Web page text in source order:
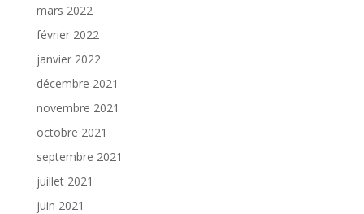
mars 2022
février 2022
janvier 2022
décembre 2021
novembre 2021
octobre 2021
septembre 2021
juillet 2021
juin 2021